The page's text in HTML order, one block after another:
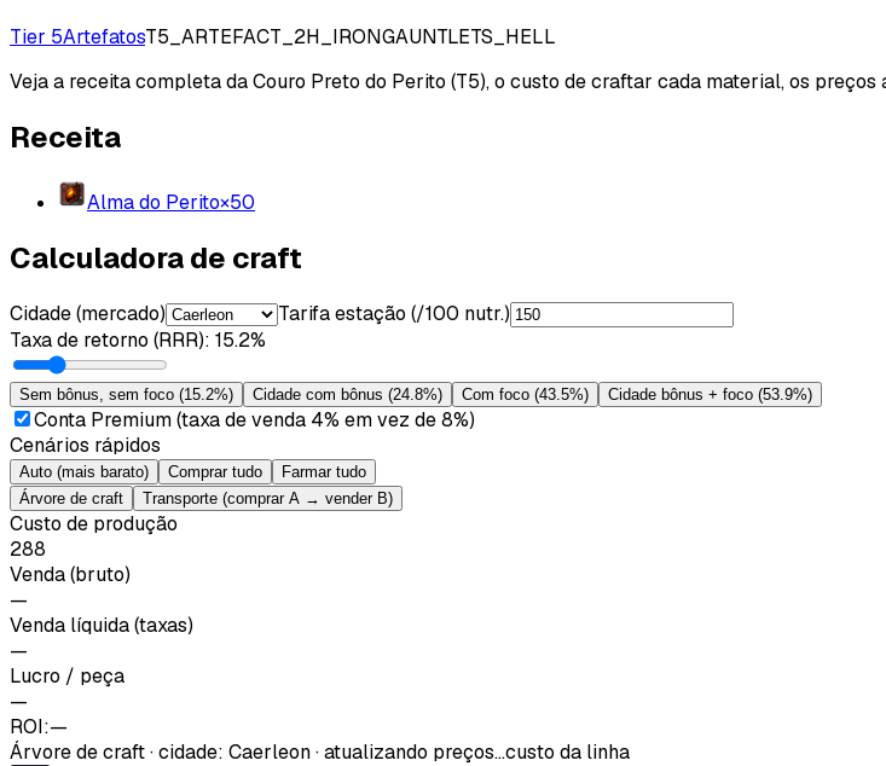
Tier 5ArtefatosT5_ARTEFACT_2H_IRONGAUNTLETS_HELL
Veja a receita completa da Couro Preto do Perito (T5), o custo de craftar cada material, os
Receita
Alma do Perito×50
Calculadora de craft
Cidade (mercado)
Tarifa estação (/100 nutr.)
Taxa de retorno (RRR): 15.2%
Sem bônus, sem foco (15.2%) Cidade com bônus (24.8%) Com foco (43.5%) Cidade bônus + foco (53.9%)
Conta Premium (taxa de venda 4% em vez de 8%)
Cenários rápidos
Auto (mais barato) Comprar tudo
Farmar tudo
Árvore de craft
Transporte (comprar A → vender B)
Custo de produção
288
Venda (bruto)
—
Venda líquida (taxas)
—
Lucro / peça
—
ROI:—
Árvore de craft·cidade: Caerleon· atualizando preços…custo da linha